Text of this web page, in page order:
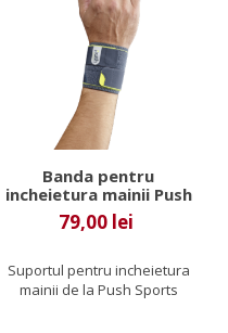
Banda pentru
incheietura mainii Push
Sports
79,00 lei
Suportul pentru incheietura
mainii de la Push Sports